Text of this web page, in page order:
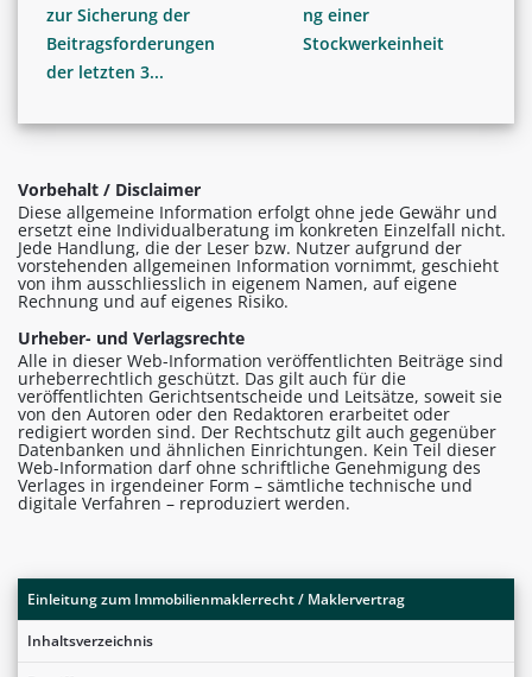
Einleitung zum Immobilienmaklerrecht / Maklervertrag
Inhaltsverzeichnis
zur Sicherung der
Beitragsforderungen
der letzten 3...
ng einer
Stockwerkeinheit
Vorbehalt / Disclaimer
Diese allgemeine Information erfolgt ohne jede Gewähr und
ersetzt eine Individualberatung im konkreten Einzelfall nicht.
Jede Handlung, die der Leser bzw. Nutzer aufgrund der
vorstehenden allgemeinen Information vornimmt, geschieht
von ihm ausschliesslich in eigenem Namen, auf eigene
Rechnung und auf eigenes Risiko.
Urheber- und Verlagsrechte
Alle in dieser Web-Information veröffentlichten Beiträge sind
urheberrechtlich geschützt. Das gilt auch für die
veröffentlichten Gerichtsentscheide und Leitsätze, soweit sie
von den Autoren oder den Redaktoren erarbeitet oder
redigiert worden sind. Der Rechtschutz gilt auch gegenüber
Datenbanken und ähnlichen Einrichtungen. Kein Teil dieser
Web-Information darf ohne schriftliche Genehmigung des
Verlages in irgendeiner Form – sämtliche technische und
digitale Verfahren – reproduziert werden.